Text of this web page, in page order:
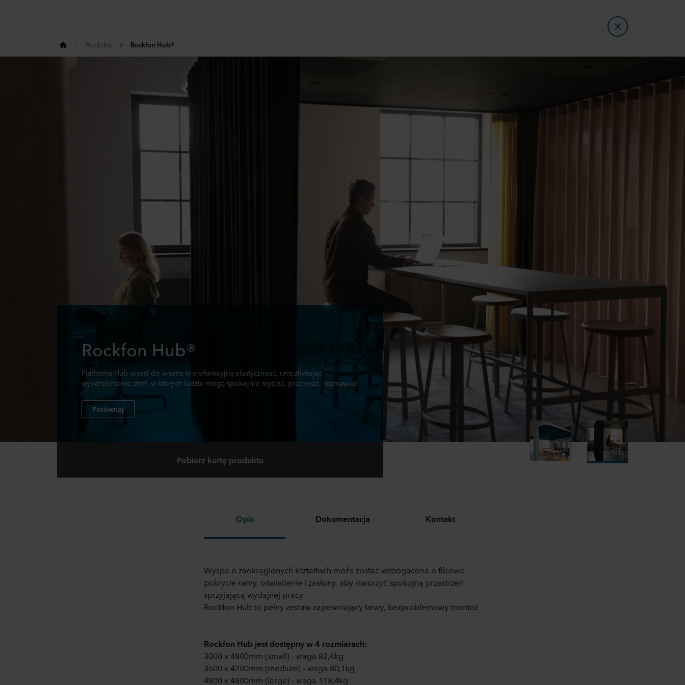
Produkty Rockfon Hub®
Rockfon Hub®
Platforma Hub wnosi do wnętrz wielofunkcyjną elastyczność, umożliwiając
wyodrębnienie stref, w których ludzie mogą spokojnie myśleć, pracować, rozmawiać
Porównaj
Pobierz kartę produktu
Opis Dokumentacja Kontakt
Wyspa o zaokrąglonych kształtach może zostać wzbogacona o filcowe
pokrycie ramy, oświetlenie i zasłony, aby stworzyć spokojną przestrzeń
sprzyjającą wydajnej pracy
Rockfon Hub to pełny zestaw zapewniający łatwy, bezproblemowy montaż
Rockfon Hub jest dostępny w 4 rozmiarach:
3000 x 4800mm (small) - waga 82,4kg
3600 x 4200mm (medium) - waga 80,1kg
4800 x 4800mm (large) - waga 118,4kg